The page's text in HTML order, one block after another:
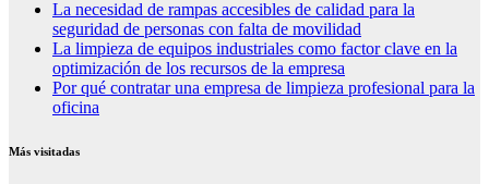
La necesidad de rampas accesibles de calidad para la
seguridad de personas con falta de movilidad
La limpieza de equipos industriales como factor clave en la
optimización de los recursos de la empresa
Por qué contratar una empresa de limpieza profesional para la
oficina
Más visitadas